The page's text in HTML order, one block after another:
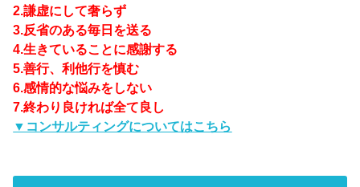
2.謙虚にして奢らず
3.反省のある毎日を送る
4.生きていることに感謝する
5.善行、利他行を慎む
6.感情的な悩みをしない
7.終わり良ければ全て良し
▼コンサルティングについてはこちら